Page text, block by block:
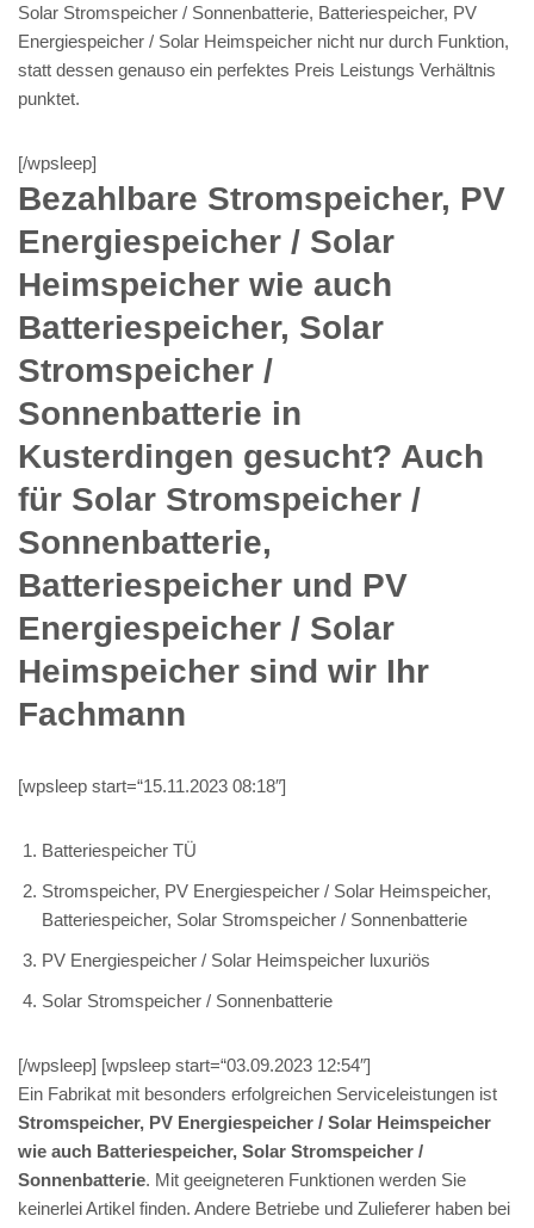
Solar Stromspeicher / Sonnenbatterie, Batteriespeicher, PV
Energiespeicher / Solar Heimspeicher nicht nur durch Funktion,
statt dessen genauso ein perfektes Preis Leistungs Verhältnis
punktet.
[/wpsleep]
Bezahlbare Stromspeicher, PV
Energiespeicher / Solar
Heimspeicher wie auch
Batteriespeicher, Solar
Stromspeicher /
Sonnenbatterie in
Kusterdingen gesucht? Auch
für Solar Stromspeicher /
Sonnenbatterie,
Batteriespeicher und PV
Energiespeicher / Solar
Heimspeicher sind wir Ihr
Fachmann
[wpsleep start=“15.11.2023 08:18″]
Batteriespeicher TÜ
Stromspeicher, PV Energiespeicher / Solar Heimspeicher,
Batteriespeicher, Solar Stromspeicher / Sonnenbatterie
PV Energiespeicher / Solar Heimspeicher luxuriös
Solar Stromspeicher / Sonnenbatterie
[/wpsleep] [wpsleep start=“03.09.2023 12:54″]
Ein Fabrikat mit besonders erfolgreichen Serviceleistungen ist
Stromspeicher, PV Energiespeicher / Solar Heimspeicher
wie auch Batteriespeicher, Solar Stromspeicher /
Sonnenbatterie. Mit geeigneteren Funktionen werden Sie
keinerlei Artikel finden. Andere Betriebe und Zulieferer haben bei